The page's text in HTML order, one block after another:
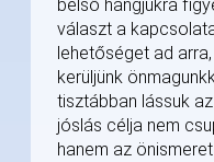
belső hangjukra
választ a
lehetőséget ad
kerüljünk
tisztábban lássuk
jóslás célja nem
hanem az